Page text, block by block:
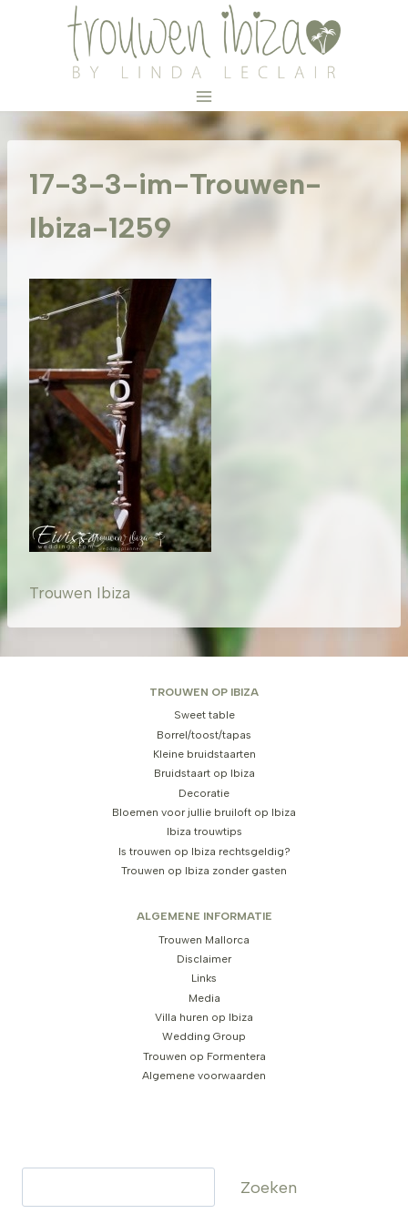
17-3-3-im-Trouwen-
Ibiza-1259
Trouwen Ibiza
TROUWEN OP IBIZA
Sweet table
Borrel/toost/tapas
Kleine bruidstaarten
Bruidstaart op Ibiza
Decoratie
Bloemen voor jullie bruiloft op Ibiza
Ibiza trouwtips
Is trouwen op Ibiza rechtsgeldig?
Trouwen op Ibiza zonder gasten
ALGEMENE INFORMATIE
Trouwen Mallorca
Disclaimer
Links
Media
Villa huren op Ibiza
Wedding Group
Trouwen op Formentera
Algemene voorwaarden
Zoeken